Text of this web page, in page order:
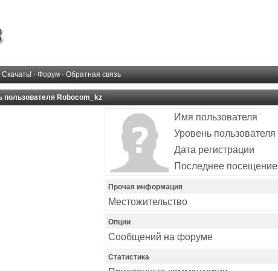
Скачать! · Форум · Обратная связь
пользователя Robocom_kz
Имя пользователя
Уровень пользователя
Дата регистрации
Последнее посещение
Прочая информация
Местожительство
Опции
Сообщений на форуме
Статистика